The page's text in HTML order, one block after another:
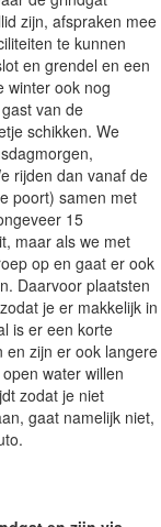
zijn, afspraken mee
te kunnen
en grendel en een
winter ook nog
van de
schikken. We
rijden dan vanaf de
poort) samen met
15
maar als we met
op en gaat er ook
Daarvoor plaatsten
je er makkelijk in
is er een korte
en zijn er ook langere
water willen
zodat je niet
gaat namelijk niet,